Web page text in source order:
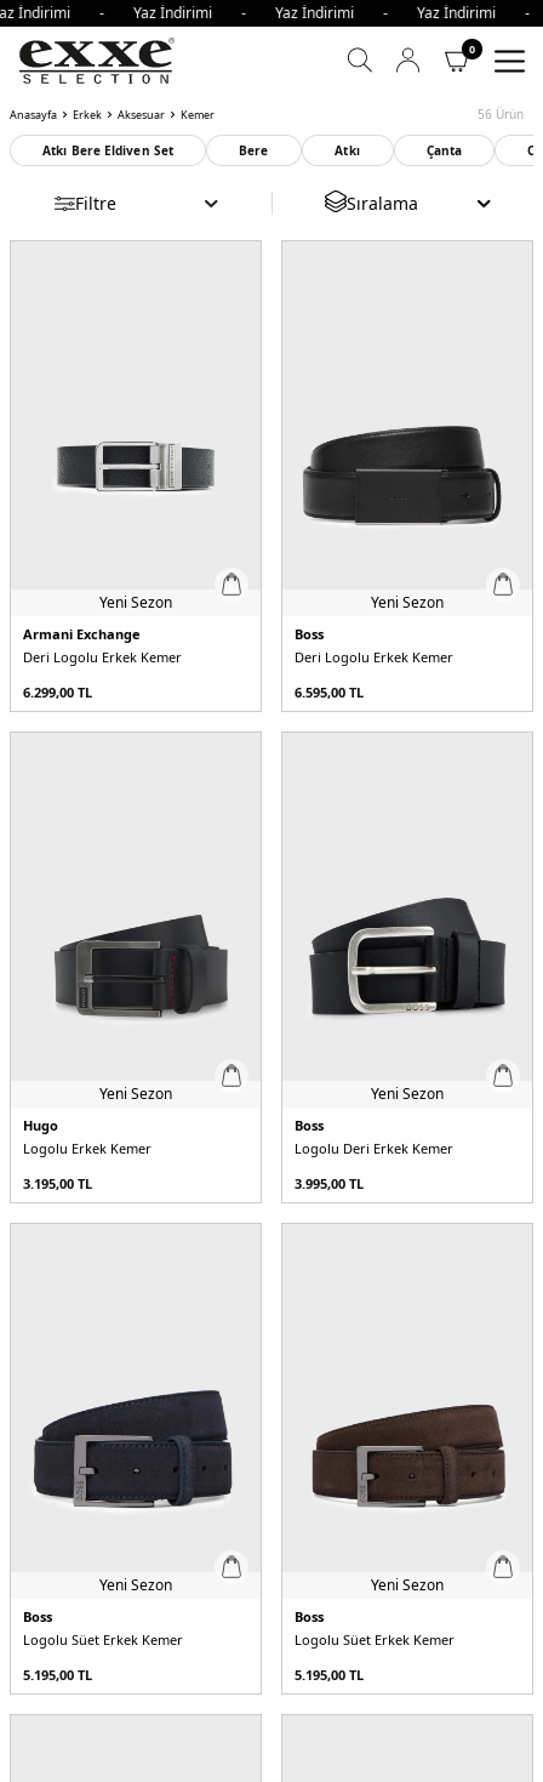
- Yaz İndirimi - Yaz İndirimi - Yaz
0
Anasayfa Erkek Aksesuar Kemer 56 Ürün
Atkı Bere Eldiven Set Bere Atkı Çanta
Filtre Sıralama
Yeni Sezon
Armani Exchange
Deri Logolu Erkek Kemer
6.299,00 TL
Yeni Sezon
Boss
Deri Logolu Erkek Kemer
6.595,00 TL
Yeni Sezon
Hugo
Logolu Erkek Kemer
3.195,00 TL
Yeni Sezon
Boss
Logolu Deri Erkek Kemer
3.995,00 TL
Yeni Sezon
Boss
Logolu Süet Erkek Kemer
5.195,00 TL
Yeni Sezon
Boss
Logolu Süet Erkek Kemer
5.195,00 TL